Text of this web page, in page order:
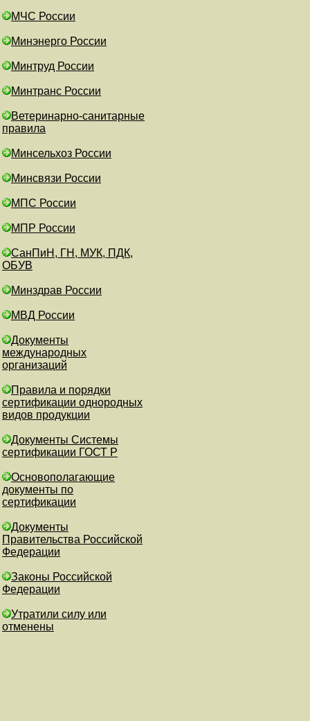
МЧС России
Минэнерго России
Минтруд России
Минтранс России
Ветеринарно-санитарные
правила
Минсельхоз России
Минсвязи России
МПС России
МПР России
СанПиН, ГН, МУК, ПДК,
ОБУВ
Минздрав России
МВД России
Документы
международных
организаций
Правила и порядки
сертификации однородных
видов продукции
Документы Системы
сертификации ГОСТ Р
Основополагающие
документы по
сертификации
Документы
Правительства Российской
Федерации
Законы Российской
Федерации
Утратили силу или
отменены